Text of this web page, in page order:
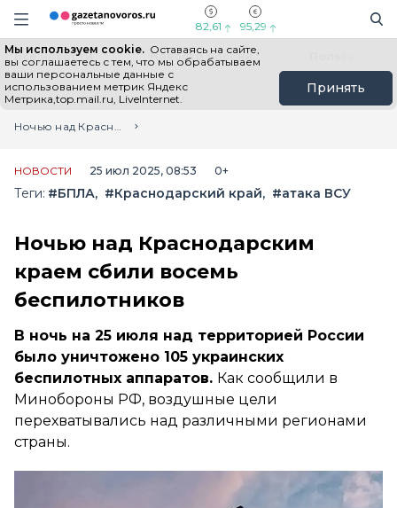
Информационный портал "ГазетаНоворос.ру"
Навигация сайта
82,61 95,29
Мы используем cookie. Оставаясь на сайте,
вы соглашаетесь с тем, что мы обрабатываем
ваши персональные данные с
использованием метрик Яндекс
Метрика,top.mail.ru, LiveInternet.
Принять
Все новости Новости России
Главная
Лента новостей
Ночью над Краснодарским краем сбили восемь беспилотников
НОВОСТИ 25 июл 2025, 08:53 0+
Теги: #БПЛА #Краснодарский край #атака ВСУ
Ночью над Краснодарским
краем сбили восемь
беспилотников
В ночь на 25 июля над территорией России
было уничтожено 105 украинских
беспилотных аппаратов. Как сообщили в
Минобороны РФ, воздушные цели
перехватывались над различными регионами
страны.